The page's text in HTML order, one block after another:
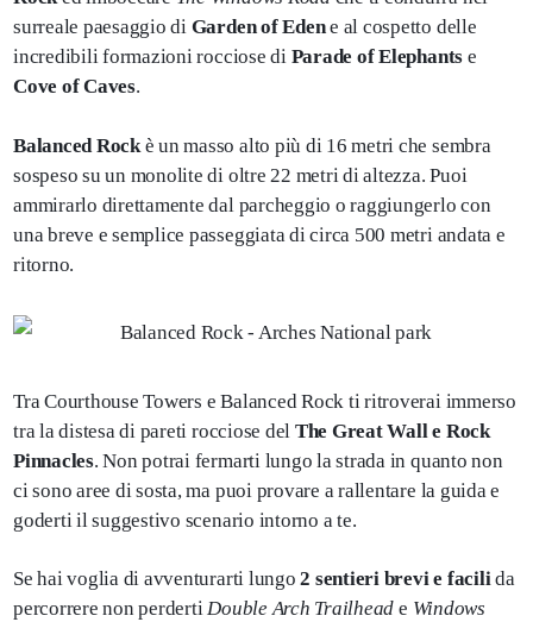
surreale paesaggio di Garden of Edene al cospetto delle
incredibili formazioni rocciose di Parade of Elephants e
Cove of Caves.
Balanced Rockè un masso alto più di 16 metri che sembra
sospeso su un monolite di oltre 22 metri di altezza. Puoi
ammirarlo direttamente dal parcheggio o raggiungerlo con
una breve e semplice passeggiata di circa 500 metri andata e
ritorno.
Tra Courthouse Towers e Balanced Rock ti ritroverai immerso
tra la distesa di pareti rocciose del The Great Wall e Rock
Pinnacles. Non potrai fermarti lungo la strada in quanto non
ci sono aree di sosta, ma puoi provare a rallentare la guida e
goderti il suggestivo scenario intorno a te.
Se hai voglia di avventurarti lungo2 sentieri brevi e facilida
percorrere non perdertiDouble Arch Trailhead e Windows